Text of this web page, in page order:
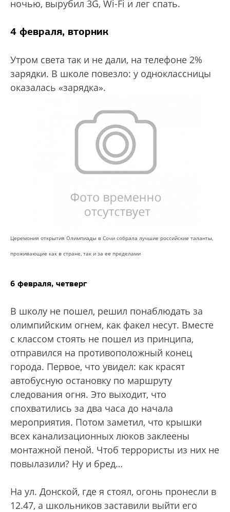
ночью, вырубил 3G, Wi-Fi и лег спать.
4 февраля, вторник
Утром света так и не дали, на телефоне 2%
зарядки. В школе повезло: у одноклассницы
оказалась «зарядка».
Церемония открытия Олимпиады в Сочи собрала лучшие российские таланты,
проживающие как в стране, так и за ее пределами
6 февраля, четверг
В школу не пошел, решил понаблюдать за
олимпийским огнем, как факел несут. Вместе
с классом стоять не пошел из принципа,
отправился на противоположный конец
города. Первое, что увидел: как красят
автобусную остановку по маршруту
следования огня. Это выходит, что
спохватились за два часа до начала
мероприятия. Потом заметил, что крышки
всех канализационных люков заклеены
монтажной пеной. Чтоб террористы из них не
повылазили? Ну и бред…
На ул. Донской, где я стоял, огонь пронесли в
12.47, а школьников заставили выйти его